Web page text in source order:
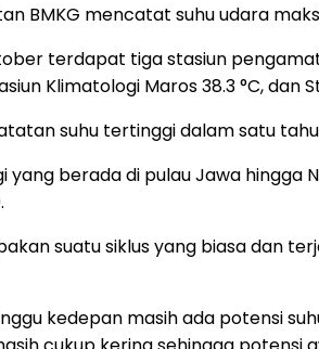
BMKG mencatat suhu udara
terdapat tiga stasiun
Klimatologi Maros 38.3 °C, dan
suhu tertinggi dalam satu
yang berada di pulau Jawa
suatu siklus yang biasa dan
kedepan masih ada potensi